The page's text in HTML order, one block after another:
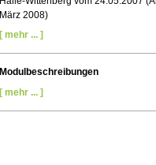
März 2008)
[ mehr ... ]
Modulbeschreibungen
[ mehr ... ]